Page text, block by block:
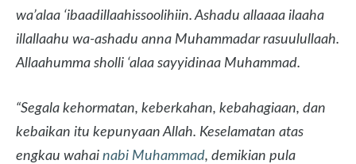
wa’alaa ‘ibaadillaahissoolihiin. Ashadu allaaaa ilaaha
illallaahu wa-ashadu anna Muhammadar rasuulullaah.
Allaahumma sholli ‘alaa sayyidinaa Muhammad.
“Segala kehormatan, keberkahan, kebahagiaan, dan
kebaikan itu kepunyaan Allah. Keselamatan atas
engkau wahai nabi Muhammad, demikian pula